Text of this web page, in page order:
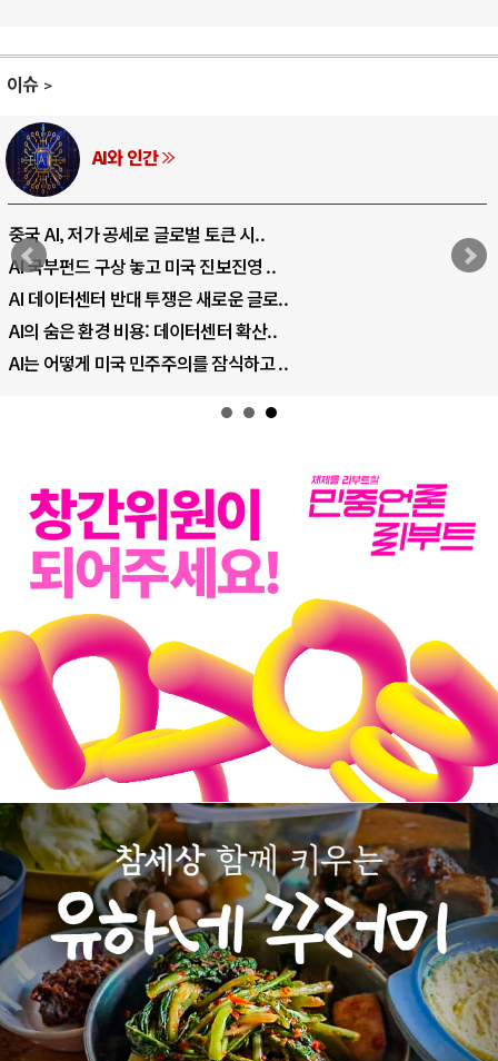
이슈
AI와 인간
중국 AI, 저가 공세로 글로벌 토큰 시..
AI 국부펀드 구상 놓고 미국 진보진영 ..
AI 데이터센터 반대 투쟁은 새로운 글로..
AI의 숨은 환경 비용: 데이터센터 확산..
AI는 어떻게 미국 민주주의를 잠식하고 ..